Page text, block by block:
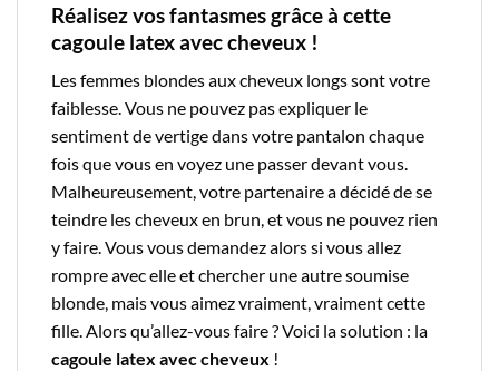
Réalisez vos fantasmes grâce à cette
cagoule latex avec cheveux !
Les femmes blondes aux cheveux longs sont votre
faiblesse. Vous ne pouvez pas expliquer le
sentiment de vertige dans votre pantalon chaque
fois que vous en voyez une passer devant vous.
Malheureusement, votre partenaire a décidé de se
teindre les cheveux en brun, et vous ne pouvez rien
y faire. Vous vous demandez alors si vous allez
rompre avec elle et chercher une autre soumise
blonde, mais vous aimez vraiment, vraiment cette
fille. Alors qu’allez-vous faire ? Voici la solution : la
cagoule latex avec cheveux !